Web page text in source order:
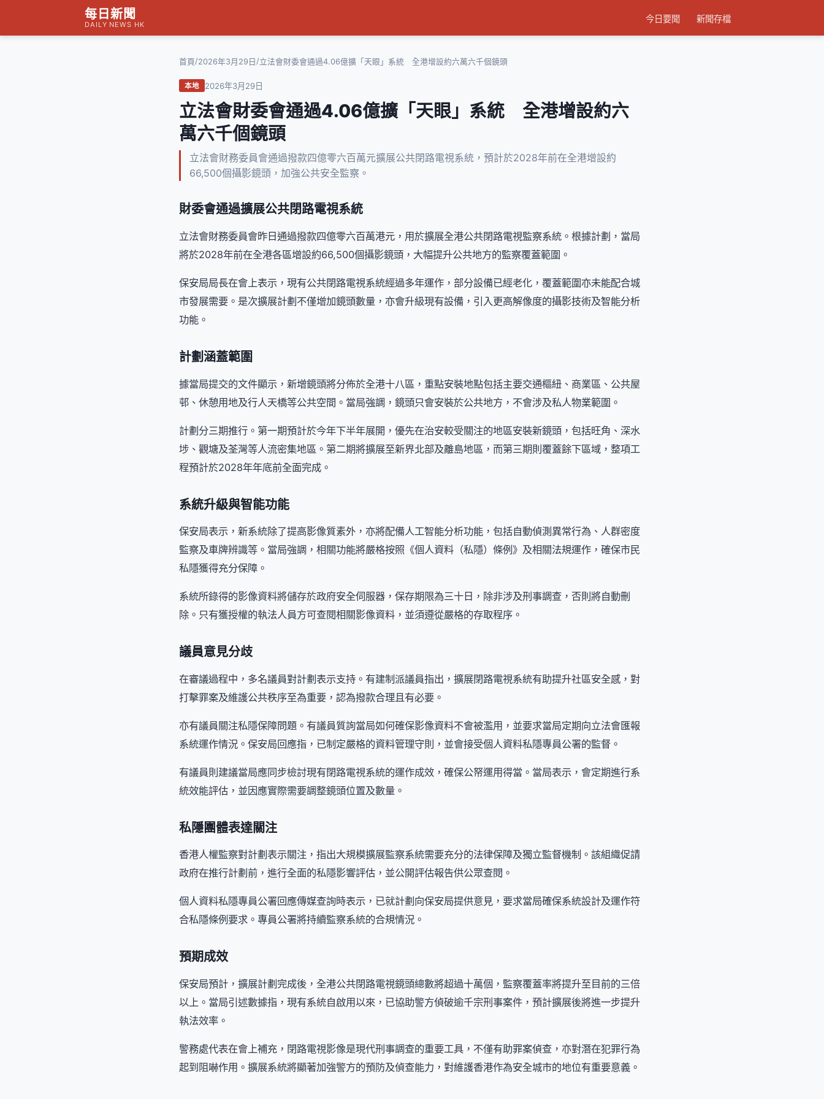
每日新聞
DAILY NEWS HK
今日要聞 新聞存檔
首頁/2026年3月29日 /立法會財委會通過4.06億擴「天眼」系統 全港增設約六萬六千個鏡頭
本地 2026年3月29日
立法會財委會通過4.06億擴「天眼」系統 全港增設約六
萬六千個鏡頭
立法會財務委員會通過撥款四億零六百萬元擴展公共閉路電視系統，預計於2028年前在全港增設約
66,500個攝影鏡頭，加強公共安全監察。
財委會通過擴展公共閉路電視系統
立法會財務委員會昨日通過撥款四億零六百萬港元，用於擴展全港公共閉路電視監察系統。根據計劃，當局
將於2028年前在全港各區增設約66,500個攝影鏡頭，大幅提升公共地方的監察覆蓋範圍。
保安局局長在會上表示，現有公共閉路電視系統經過多年運作，部分設備已經老化，覆蓋範圍亦未能配合城
市發展需要。是次擴展計劃不僅增加鏡頭數量，亦會升級現有設備，引入更高解像度的攝影技術及智能分析
功能。
計劃涵蓋範圍
據當局提交的文件顯示，新增鏡頭將分佈於全港十八區，重點安裝地點包括主要交通樞紐、商業區、公共屋
邨、休憩用地及行人天橋等公共空間。當局強調，鏡頭只會安裝於公共地方，不會涉及私人物業範圍。
計劃分三期推行。第一期預計於今年下半年展開，優先在治安較受關注的地區安裝新鏡頭，包括旺角、深水
埗、觀塘及荃灣等人流密集地區。第二期將擴展至新界北部及離島地區，而第三期則覆蓋餘下區域，整項工
程預計於2028年年底前全面完成。
系統升級與智能功能
保安局表示，新系統除了提高影像質素外，亦將配備人工智能分析功能，包括自動偵測異常行為、人群密度
監察及車牌辨識等。當局強調，相關功能將嚴格按照《個人資料（私隱）條例》及相關法規運作，確保市民
私隱獲得充分保障。
系統所錄得的影像資料將儲存於政府安全伺服器，保存期限為三十日，除非涉及刑事調查，否則將自動刪
除。只有獲授權的執法人員方可查閱相關影像資料，並須遵從嚴格的存取程序。
議員意見分歧
在審議過程中，多名議員對計劃表示支持。有建制派議員指出，擴展閉路電視系統有助提升社區安全感，對
打擊罪案及維護公共秩序至為重要，認為撥款合理且有必要。
亦有議員關注私隱保障問題。有議員質詢當局如何確保影像資料不會被濫用，並要求當局定期向立法會匯報
系統運作情況。保安局回應指，已制定嚴格的資料管理守則，並會接受個人資料私隱專員公署的監督。
有議員則建議當局應同步檢討現有閉路電視系統的運作成效，確保公帑運用得當。當局表示，會定期進行系
統效能評估，並因應實際需要調整鏡頭位置及數量。
私隱團體表達關注
香港人權監察對計劃表示關注，指出大規模擴展監察系統需要充分的法律保障及獨立監督機制。該組織促請
政府在推行計劃前，進行全面的私隱影響評估，並公開評估報告供公眾查閱。
個人資料私隱專員公署回應傳媒查詢時表示，已就計劃向保安局提供意見，要求當局確保系統設計及運作符
合私隱條例要求。專員公署將持續監察系統的合規情況。
預期成效
保安局預計，擴展計劃完成後，全港公共閉路電視鏡頭總數將超過十萬個，監察覆蓋率將提升至目前的三倍
以上。當局引述數據指，現有系統自啟用以來，已協助警方偵破逾千宗刑事案件，預計擴展後將進一步提升
執法效率。
警務處代表在會上補充，閉路電視影像是現代刑事調查的重要工具，不僅有助罪案偵查，亦對潛在犯罪行為
起到阻嚇作用。擴展系統將顯著加強警方的預防及偵查能力，對維護香港作為安全城市的地位有重要意義。